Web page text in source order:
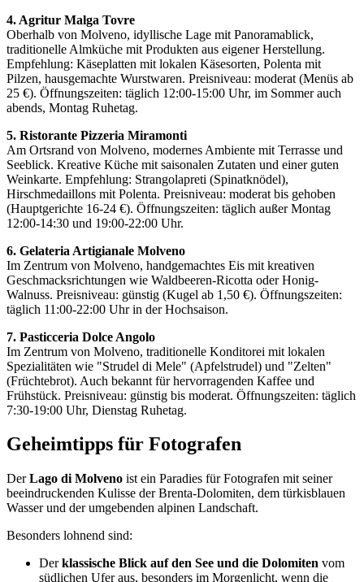
4. Agritur Malga Tovre
Oberhalb von Molveno, idyllische Lage mit Panoramablick,
traditionelle Almküche mit Produkten aus eigener Herstellung.
Empfehlung: Käseplatten mit lokalen Käsesorten, Polenta mit
Pilzen, hausgemachte Wurstwaren. Preisniveau: moderat (Menüs ab
25 €). Öffnungszeiten: täglich 12:00-15:00 Uhr, im Sommer auch
abends, Montag Ruhetag.
5. Ristorante Pizzeria Miramonti
Am Ortsrand von Molveno, modernes Ambiente mit Terrasse und
Seeblick. Kreative Küche mit saisonalen Zutaten und einer guten
Weinkarte. Empfehlung: Strangolapreti (Spinatknödel),
Hirschmedaillons mit Polenta. Preisniveau: moderat bis gehoben
(Hauptgerichte 16-24 €). Öffnungszeiten: täglich außer Montag
12:00-14:30 und 19:00-22:00 Uhr.
6. Gelateria Artigianale Molveno
Im Zentrum von Molveno, handgemachtes Eis mit kreativen
Geschmacksrichtungen wie Waldbeeren-Ricotta oder Honig-
Walnuss. Preisniveau: günstig (Kugel ab 1,50 €). Öffnungszeiten:
täglich 11:00-22:00 Uhr in der Hochsaison.
7. Pasticceria Dolce Angolo
Im Zentrum von Molveno, traditionelle Konditorei mit lokalen
Spezialitäten wie "Strudel di Mele" (Apfelstrudel) und "Zelten"
(Früchtebrot). Auch bekannt für hervorragenden Kaffee und
Frühstück. Preisniveau: günstig bis moderat. Öffnungszeiten: täglich
7:30-19:00 Uhr, Dienstag Ruhetag.
Geheimtipps für Fotografen
DerLago di Molveno ist ein Paradies für Fotografen mit seiner
beeindruckenden Kulisse der Brenta-Dolomiten, dem türkisblauen
Wasser und der umgebenden alpinen Landschaft.
Besonders lohnend sind:
Derklassische Blick auf den See und die Dolomiten vom
südlichen Ufer aus, besonders im Morgenlicht, wenn die